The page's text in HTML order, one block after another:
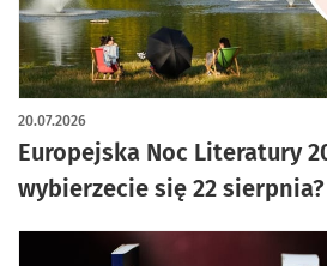
Europejska Noc Literatury
wybierzecie się 22 sierpnia?
20.07.2026